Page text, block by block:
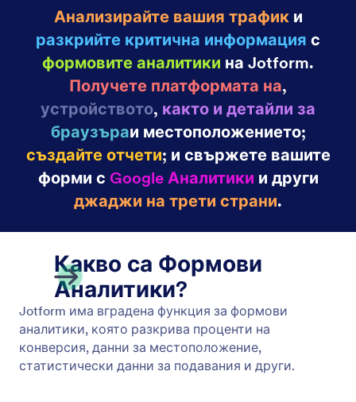
Формови Аналитики
Възползвайте се максимално от вашите
формови данни с формови аналитики.
Използвайте вградения инструмент на Jotform
или се свържете с приложения на трети
страни, като Google Аналитики. Получете по-
добро разбиране на вашата анкета, въпросник
и формови отговори.